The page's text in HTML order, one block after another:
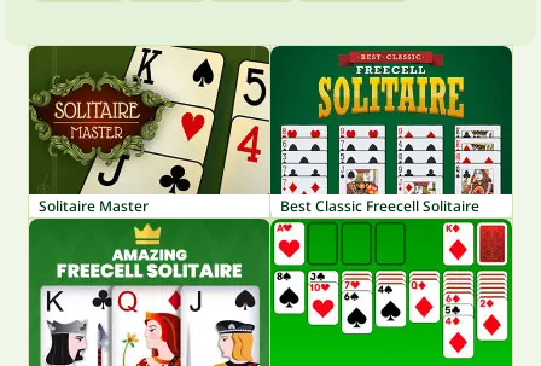
Solitaire Master Best Classic Freecell Solitaire